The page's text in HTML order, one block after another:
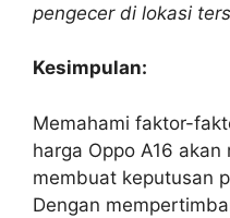
pengecer di lokasi
Kesimpulan:
Memahami faktor-
harga Oppo A16
membuat keputusan
Dengan